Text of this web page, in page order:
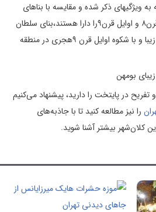
ویژگیهای ذکر شده و مقایسه با بناهای
مشابه که تاریخ ساخت اواخر قرن۸ و اوایل قرن۹را دارا هستند،بنای سلطان
مطهر (ع)را می توان از بناهای زیبا و با شکوه اوایل قرن ۹هجری در منطقه
در پایتخت را دارید، پیشنهاد می‌کنیم
را نیز مطالعه کنید تا با جاذبه‌های
کلان‌شهر بیشتر آشنا شوید.